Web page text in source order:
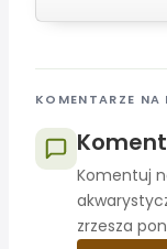
KOMENTARZE NA
Komentuj
zrzesza